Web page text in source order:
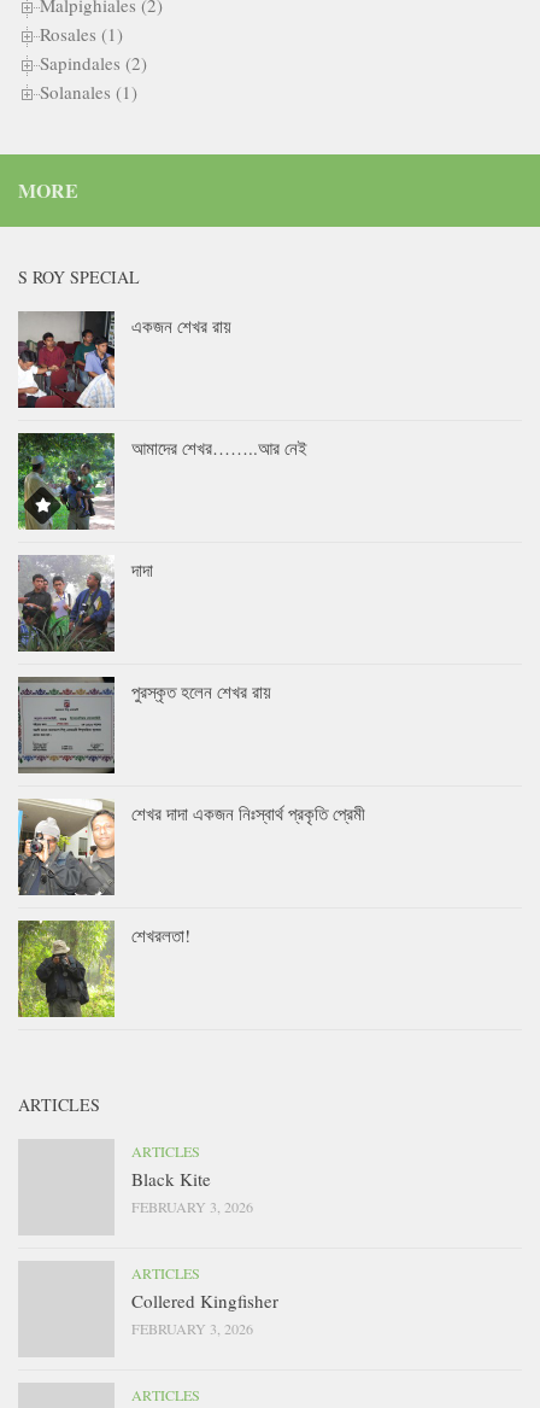
Malpighiales (2)
Rosales (1)
Sapindales (2)
Solanales (1)
MORE
S ROY SPECIAL
একজন শেখর রায়
আমাদের শেখর……..আর নেই
দাদা
পুরস্কৃত হলেন শেখর রায়
শেখর দাদা একজন নিঃস্বার্থ প্রকৃতি প্রেমী
শেখরলতা!
ARTICLES
ARTICLES
Black Kite
FEBRUARY 3, 2026
ARTICLES
Collered Kingfisher
FEBRUARY 3, 2026
ARTICLES